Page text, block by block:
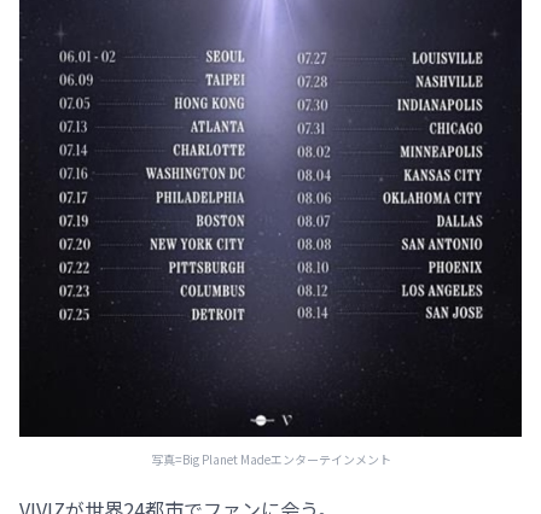
写真=Big Planet Madeエンターテインメント